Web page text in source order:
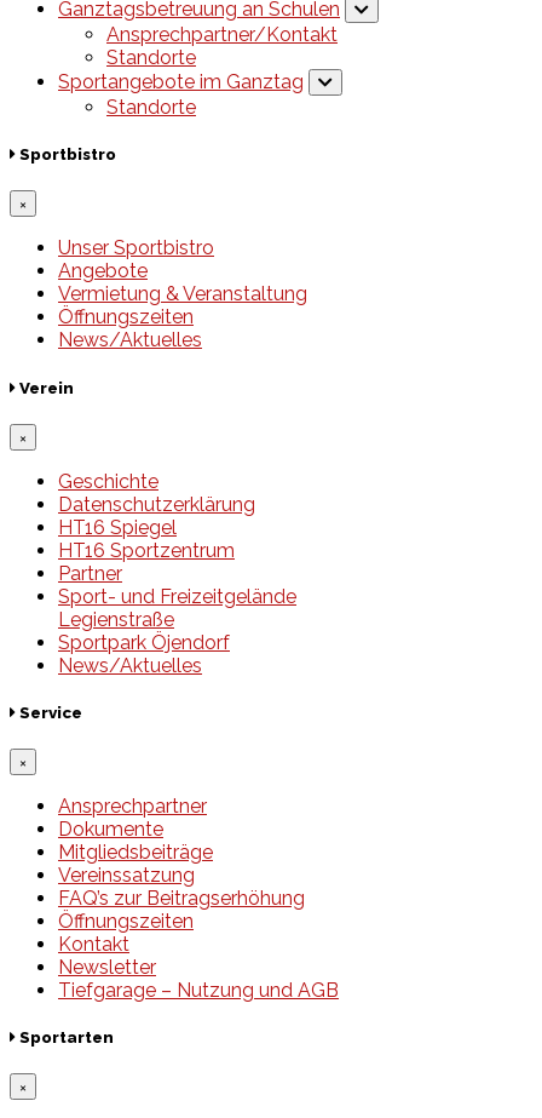
Ganztagsbetreuung an Schulen
Ansprechpartner/Kontakt
Standorte
Sportangebote im Ganztag
Standorte
Sportbistro
×
Unser Sportbistro
Angebote
Vermietung & Veranstaltung
Öffnungszeiten
News/Aktuelles
Verein
×
Geschichte
Datenschutzerklärung
HT16 Spiegel
HT16 Sportzentrum
Partner
Sport- und Freizeitgelände
Legienstraße
Sportpark Öjendorf
News/Aktuelles
Service
×
Ansprechpartner
Dokumente
Mitgliedsbeiträge
Vereinssatzung
FAQ’s zur Beitragserhöhung
Öffnungszeiten
Kontakt
Newsletter
Tiefgarage – Nutzung und AGB
Sportarten
×